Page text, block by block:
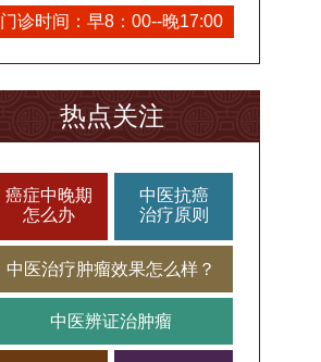
门诊时间：早8：00--晚17:00
热点关注
癌症中晚期
怎么办
中医抗癌
治疗原则
中医治疗肿瘤效果怎么样？
中医辨证治肿瘤